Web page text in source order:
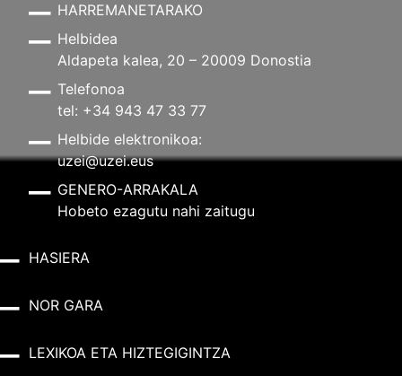
HARREMANETARAKO
Helbidea
Aldapeta kalea, 20 – 20009 Donostia
Telefonoa
tel: +34 943 47 33 77
Helbide elektronikoa:
uzei@uzei.eus
GENERO-ARRAKALA
Hobeto ezagutu nahi zaitugu
HASIERA
NOR GARA
LEXIKOA ETA HIZTEGIGINTZA